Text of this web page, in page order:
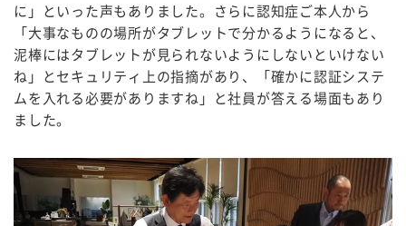
に」といった声もありました。さらに認知症ご本人から
「大事なものの場所がタブレットで分かるようになると、
泥棒にはタブレットが見られないようにしないといけない
ね」とセキュリティ上の指摘があり、「確かに認証システ
ムを入れる必要がありますね」と社員が答える場面もあり
ました。